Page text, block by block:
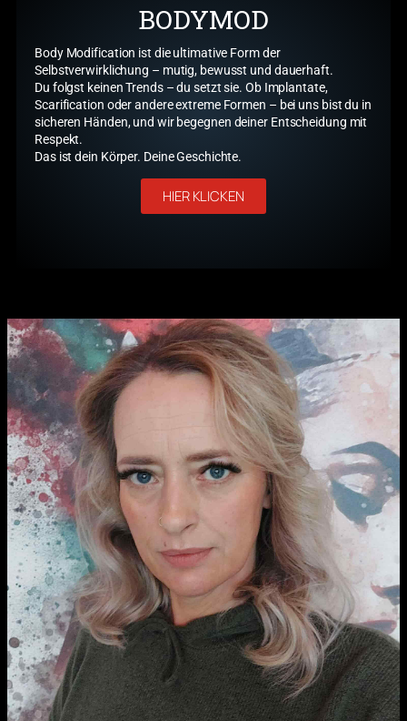
BODYMOD
Body Modification ist die ultimative Form der
Selbstverwirklichung – mutig, bewusst und dauerhaft.
Du folgst keinen Trends – du setzt sie. Ob Implantate,
Scarification oder andere extreme Formen – bei uns bist du in
sicheren Händen, und wir begegnen deiner Entscheidung mit
Respekt.
Das ist dein Körper. Deine Geschichte.
HIER KLICKEN